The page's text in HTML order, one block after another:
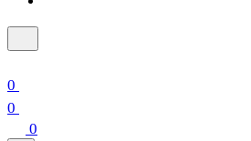
0
0
0